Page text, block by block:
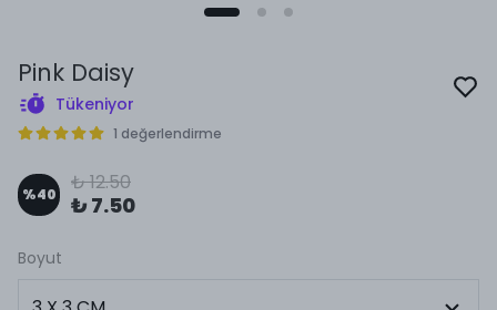
Pink Daisy
Tükeniyor
1 değerlendirme
%40 ₺ 12.50
₺ 7.50
Boyut